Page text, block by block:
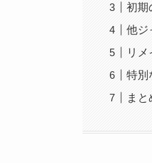
初期
他ジ
リ
特別
まと